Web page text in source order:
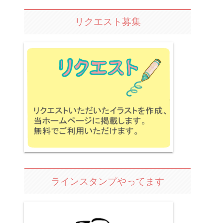
リクエスト募集
ラインスタンプやってます